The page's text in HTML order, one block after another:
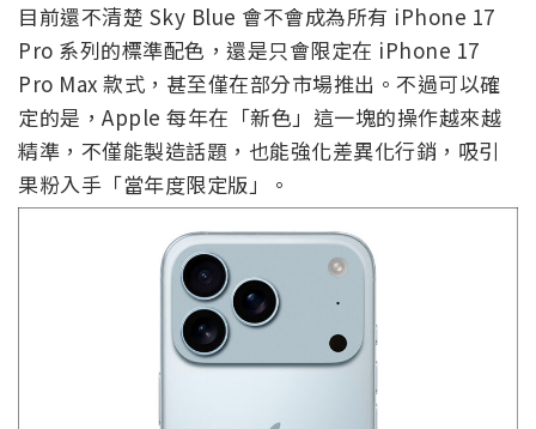
目前還不清楚 Sky Blue 會不會成為所有 iPhone 17
Pro 系列的標準配色，還是只會限定在 iPhone 17
Pro Max 款式，甚至僅在部分市場推出。不過可以確
定的是，Apple 每年在「新色」這一塊的操作越來越
精準，不僅能製造話題，也能強化差異化行銷，吸引
果粉入手「當年度限定版」。